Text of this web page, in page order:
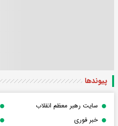
پیوندها
سایت رهبر معظم انقلاب
خبر فوری